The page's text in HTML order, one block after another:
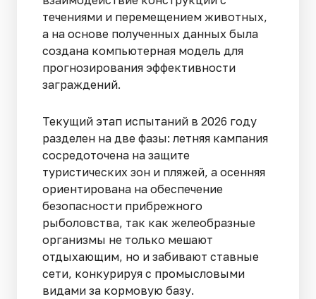
течениями и перемещением животных,
а на основе полученных данных была
создана компьютерная модель для
прогнозирования эффективности
заграждений.
Текущий этап испытаний в 2026 году
разделен на две фазы: летняя кампания
сосредоточена на защите
туристических зон и пляжей, а осенняя
ориентирована на обеспечение
безопасности прибрежного
рыболовства, так как желеобразные
организмы не только мешают
отдыхающим, но и забивают ставные
сети, конкурируя с промысловыми
видами за кормовую базу.